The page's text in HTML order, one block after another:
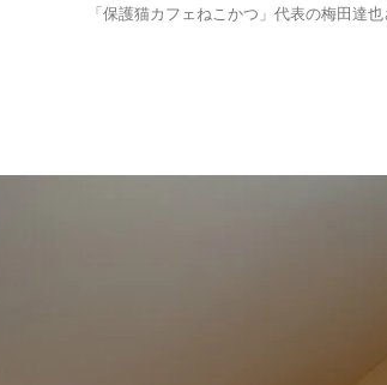
「保護猫カフェねこかつ」代表の梅田達